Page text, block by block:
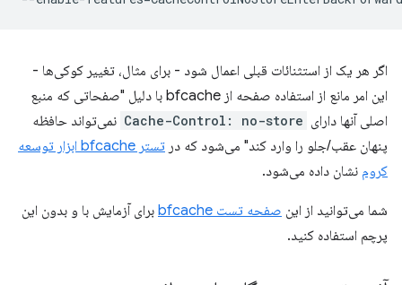
اگر هر یک از استثنائات قبلی اعمال شود - برای مثال، تغییر کوکی‌ها -
این امر مانع از استفاده صفحه از bfcache با دلیل "صفحاتی که منبع
اصلی آنها دارای Cache-Control: no-store نمی‌تواند حافظه
پنهان عقب/جلو را وارد کند" می‌شود که در
تستر bfcache ابزار توسعه
کروم نشان داده می‌شود.
شما می‌توانید از این صفحه تست bfcache
برای آزمایش با و بدون این
پرچم استفاده کنید.